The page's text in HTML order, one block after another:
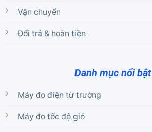
Vận chuyển
Đổi trả & hoàn tiền
Danh mục nổi bật
Máy đo điện từ trường
Máy đo tốc độ gió